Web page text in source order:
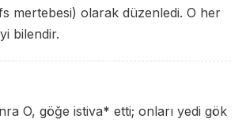
mertebesi) olarak düzenledi. O her
bilendir.
O, göğe istiva* etti; onları yedi gök